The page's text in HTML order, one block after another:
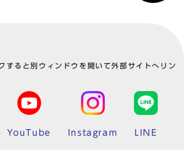
すると別ウィンドウを開いて外部サイトへリン
YouTube Instagram LINE